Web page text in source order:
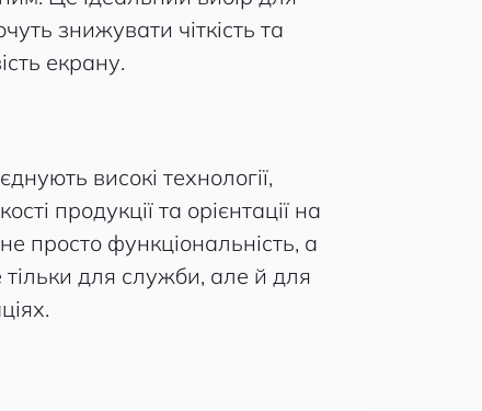
знижувати чіткість та
екрану.
високі технології,
продукції та орієнтації на
просто функціональність, а
для служби, але й для